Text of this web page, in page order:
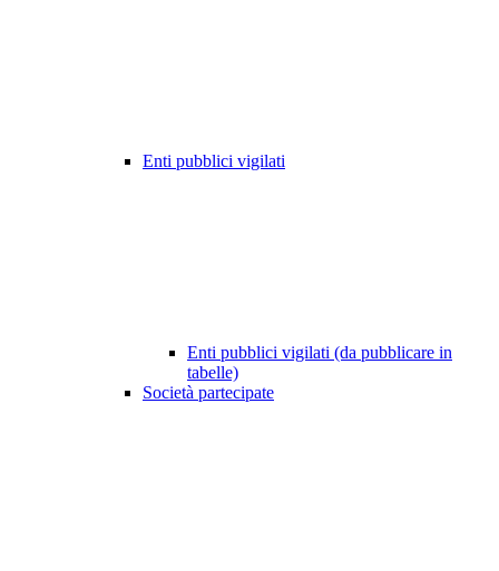
Enti pubblici vigilati
Enti pubblici vigilati (da pubblicare in
tabelle)
Società partecipate